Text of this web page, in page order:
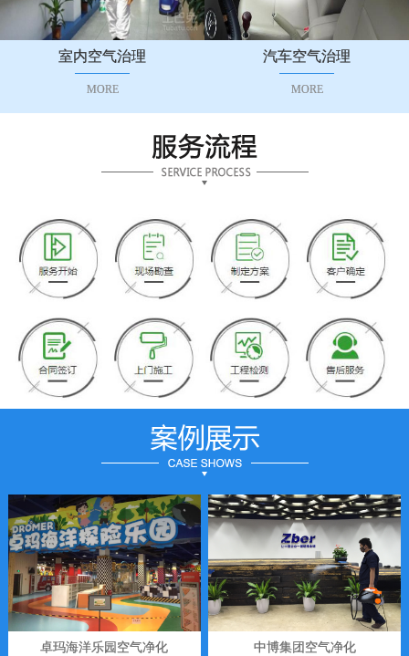
室内空气治理
MORE
汽车空气治理
MORE
卓玛海洋乐园空气净化 中博集团空气净化